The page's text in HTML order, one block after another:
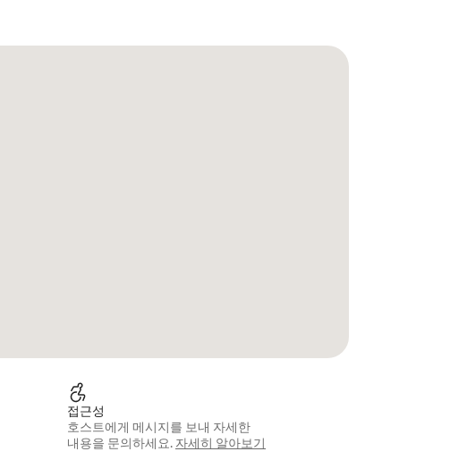
접근성
호스트에게 메시지를 보내 자세한
내용을 문의하세요. 자세히 알아보기